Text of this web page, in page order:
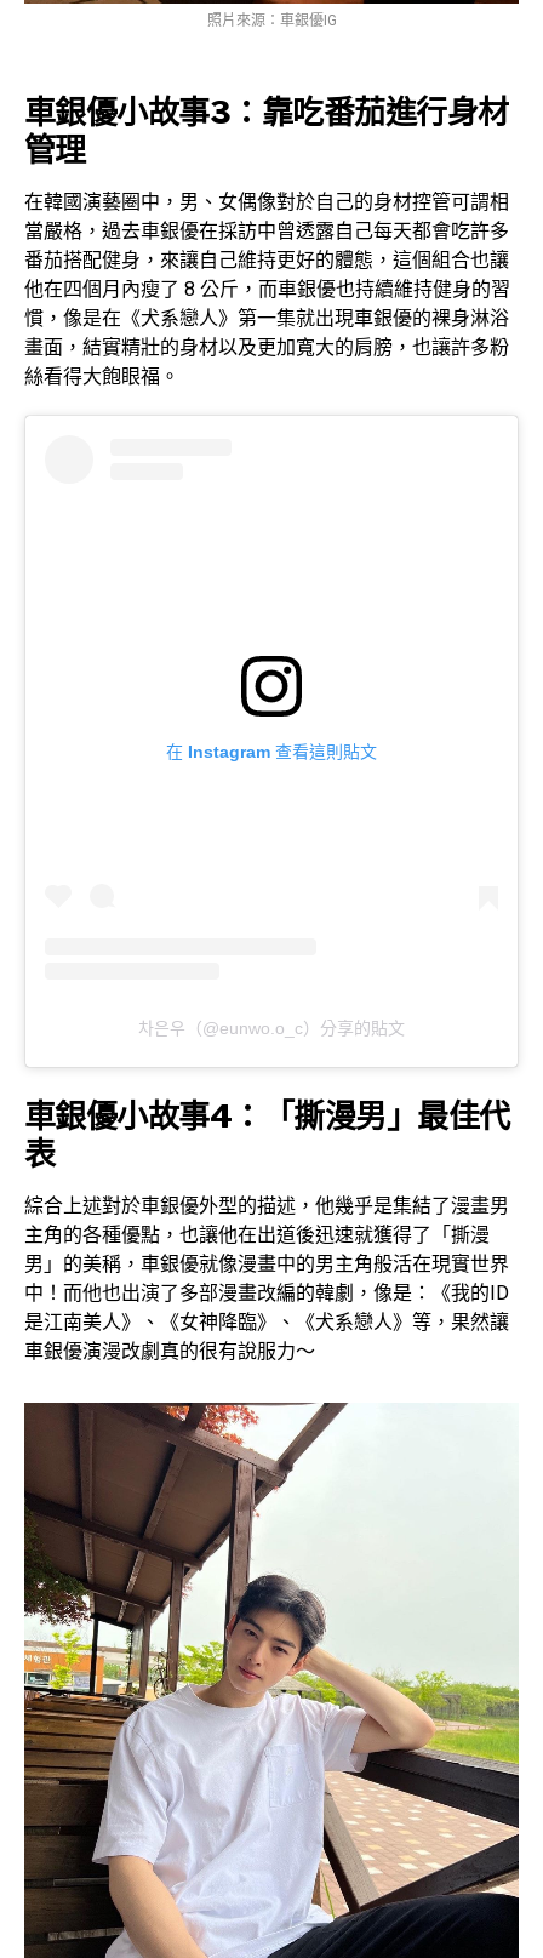
照片來源：車銀優IG
車銀優小故事3：靠吃番茄進行身材
管理
在韓國演藝圈中，男、女偶像對於自己的身材控管可謂相
當嚴格，過去車銀優在採訪中曾透露自己每天都會吃許多
番茄搭配健身，來讓自己維持更好的體態，這個組合也讓
他在四個月內瘦了 8 公斤，而車銀優也持續維持健身的習
慣，像是在《犬系戀人》第一集就出現車銀優的裸身淋浴
畫面，結實精壯的身材以及更加寬大的肩膀，也讓許多粉
絲看得大飽眼福。
在 Instagram 查看這則貼文
차은우（@eunwo.o_c）分享的貼文
車銀優小故事4：「撕漫男」最佳代
表
綜合上述對於車銀優外型的描述，他幾乎是集結了漫畫男
主角的各種優點，也讓他在出道後迅速就獲得了「撕漫
男」的美稱，車銀優就像漫畫中的男主角般活在現實世界
中！而他也出演了多部漫畫改編的韓劇，像是：《我的ID
是江南美人》、《女神降臨》、《犬系戀人》等，果然讓
車銀優演漫改劇真的很有說服力～